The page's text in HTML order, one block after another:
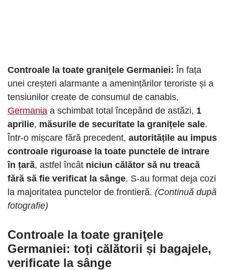
Controale la toate graniţele Germaniei: În fața
unei creșteri alarmante a amenințărilor teroriste și a
tensiunilor create de consumul de canabis,
Germania a schimbat total începând de astăzi, 1
aprilie, măsurile de securitate la granițele sale.
Într-o mișcare fără precedent, autoritățile au impus
controale riguroase la toate punctele de intrare
în țară, astfel încât niciun călător să nu treacă
fără să fie verificat la sânge. S-au format deja cozi
la majoritatea punctelor de frontieră. (Continuă după
fotografie)
Controale la toate graniţele
Germaniei: toți călătorii și bagajele,
verificate la sânge